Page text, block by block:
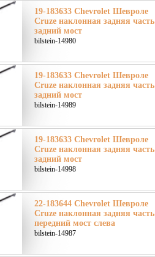
19-183633 Chevrolet Шевроле
Cruze наклонная задняя часть
задний мост
bilstein-14980
19-183633 Chevrolet Шевроле
Cruze наклонная задняя часть
задний мост
bilstein-14989
19-183633 Chevrolet Шевроле
Cruze наклонная задняя часть
задний мост
bilstein-14998
22-183644 Chevrolet Шевроле
Cruze наклонная задняя часть
передний мост слева
bilstein-14987